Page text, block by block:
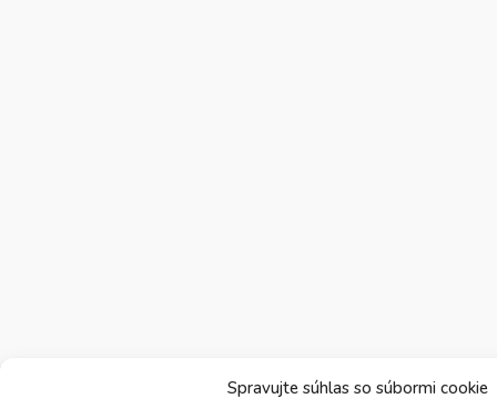
Spravujte súhlas so súbormi cookie